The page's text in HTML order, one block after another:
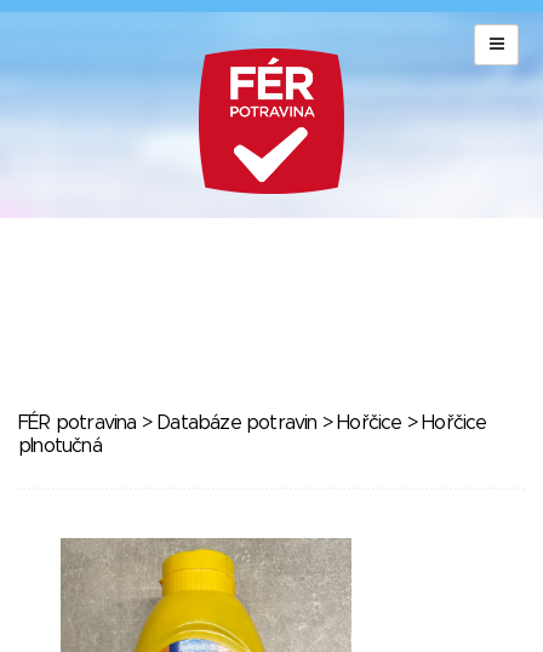
FÉR potravina > Databáze potravin > Hořčice > Hořčice
plnotučná